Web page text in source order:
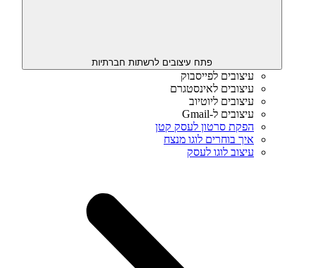
פתח עיצובים לרשתות חברתיות
עיצובים לפייסבוק
עיצובים לאינסטגרם
עיצובים ליוטיוב
עיצובים ל-Gmail
הפקת סרטון לעסק קטן
איך בוחרים לוגו מנצח
עיצוב לוגו לעסק